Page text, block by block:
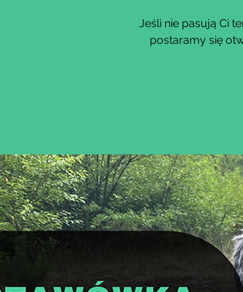
Jeśli nie pasują Ci
postaramy się